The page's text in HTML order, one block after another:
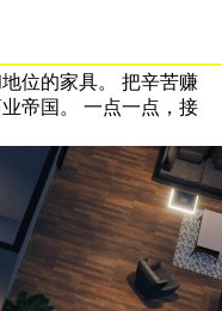
位的家具。 把辛苦赚
帝国。 一点一点，接